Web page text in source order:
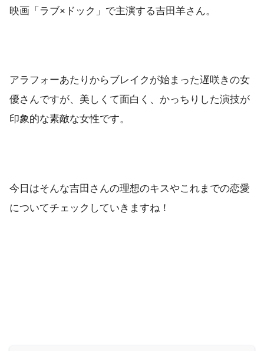
映画「ラブ×ドック」で主演する吉田羊さん。
アラフォーあたりからブレイクが始まった遅咲きの女
優さんですが、美しくて面白く、かっちりした演技が
印象的な素敵な女性です。
今日はそんな吉田さんの理想のキスやこれまでの恋愛
についてチェックしていきますね！